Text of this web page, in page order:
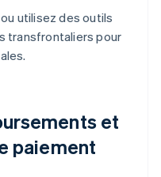
utilisez des outils
transfrontaliers pour
et
paiement